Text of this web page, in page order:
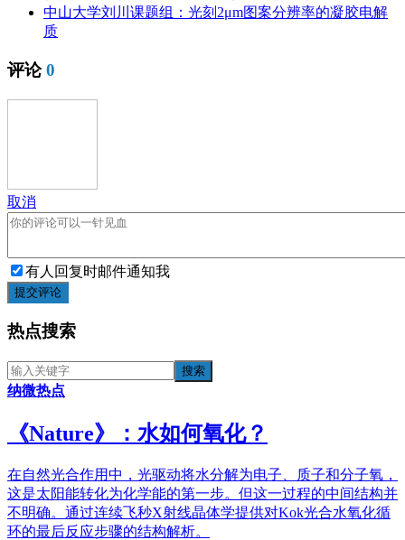
中山大学刘川课题组：光刻2μm图案分辨率的凝胶电解
质
评论0
取消
有人回复时邮件通知我
提交评论
热点搜索
纳微热点
《​Nature》：水如何氧化？
在自然光合作用中，光驱动将水分解为电子、质子和分子氧，
这是太阳能转化为化学能的第一步。但这一过程的中间结构并
不明确。通过连续飞秒X射线晶体学提供对Kok光合水氧化循
环的最后反应步骤的结构解析。